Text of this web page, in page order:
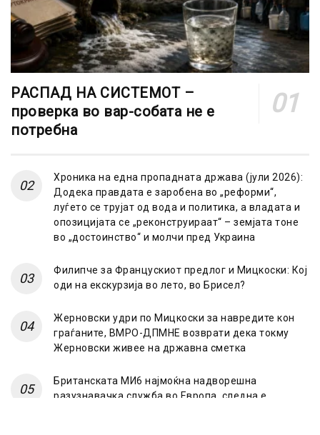
РАСПАД НА СИСТЕМОТ –
проверка во вар-собата не е
потребна
Хроника на една пропадната држава (јули 2026):
Додека правдата е заробена во „реформи“,
луѓето се трујат од вода и политика, а владата и
опозицијата се „реконструираат“ – земјата тоне
во „достоинство“ и молчи пред Украина
Филипче за Францускиот предлог и Мицкоски: Кој
оди на екскурзија во лето, во Брисел?
Жерновски удри по Мицкоски за навредите кон
граѓаните, ВМРО-ДПМНЕ возврати дека токму
Жерновски живее на државна сметка
Британската МИ6 најмоќна надворешна
разузнавачка служба во Европа, следна е